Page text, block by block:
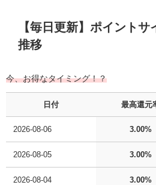
【毎日更新】ポイント
推移
今、お得なタイミング！？
日付 最高還元
2026-08-06 3.00%
2026-08-05 3.00%
2026-08-04 3.00%